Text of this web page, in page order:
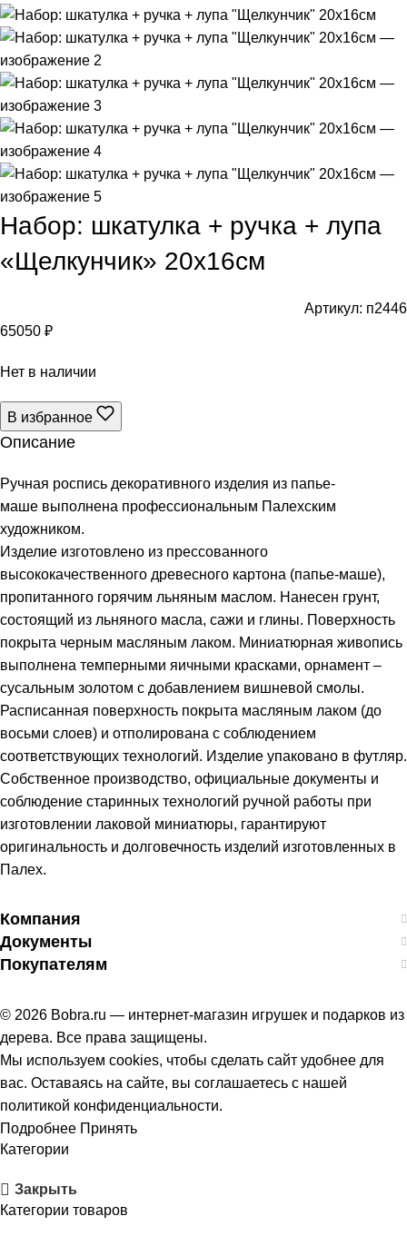
Набор: шкатулка + ручка + лупа
«Щелкунчик» 20х16см
Артикул: п2446
65050 ₽
Нет в наличии
В избранное
Описание
Ручная роспись декоративного изделия из папье-
маше выполнена профессиональным Палехским
художником.
Изделие изготовлено из прессованного
высококачественного древесного картона (папье-маше),
пропитанного горячим льняным маслом. Нанесен грунт,
состоящий из льняного масла, сажи и глины. Поверхность
покрыта черным масляным лаком. Миниатюрная живопись
выполнена темперными яичными красками, орнамент –
сусальным золотом с добавлением вишневой смолы.
Расписанная поверхность покрыта масляным лаком (до
восьми слоев) и отполирована с соблюдением
соответствующих технологий. Изделие упаковано в футляр.
Собственное производство, официальные документы и
соблюдение старинных технологий ручной работы при
изготовлении лаковой миниатюры, гарантируют
оригинальность и долговечность изделий изготовленных в
Палех.
Компания
Документы
Покупателям
© 2026 Bobra.ru — интернет-магазин игрушек и подарков из
дерева. Все права защищены.
Мы используем cookies, чтобы сделать сайт удобнее для
вас. Оставаясь на сайте, вы соглашаетесь с нашей
политикой конфиденциальности.
Подробнее Принять
Категории
Закрыть
Категории товаров